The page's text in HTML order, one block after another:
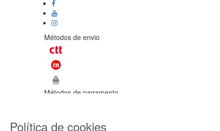
Métodos de envio
Métodos de pagamento
Todos os direitos reservados / Salvo
Política de cookies